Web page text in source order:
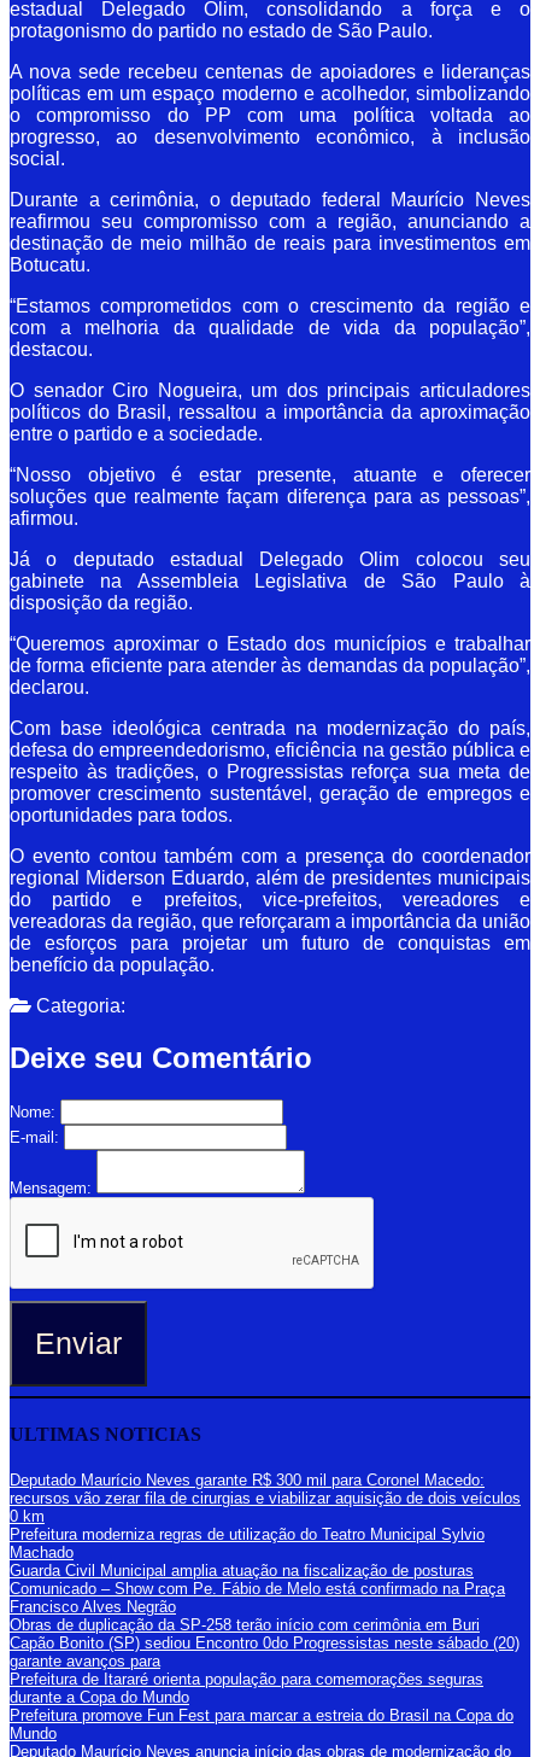
estadual Delegado Olim, consolidando a força e o
protagonismo do partido no estado de São Paulo.
A nova sede recebeu centenas de apoiadores e lideranças
políticas em um espaço moderno e acolhedor, simbolizando
o compromisso do PP com uma política voltada ao
progresso, ao desenvolvimento econômico, à inclusão
social.
Durante a cerimônia, o deputado federal Maurício Neves
reafirmou seu compromisso com a região, anunciando a
destinação de meio milhão de reais para investimentos em
Botucatu.
“Estamos comprometidos com o crescimento da região e
com a melhoria da qualidade de vida da população”,
destacou.
O senador Ciro Nogueira, um dos principais articuladores
políticos do Brasil, ressaltou a importância da aproximação
entre o partido e a sociedade.
“Nosso objetivo é estar presente, atuante e oferecer
soluções que realmente façam diferença para as pessoas”,
afirmou.
Já o deputado estadual Delegado Olim colocou seu
gabinete na Assembleia Legislativa de São Paulo à
disposição da região.
“Queremos aproximar o Estado dos municípios e trabalhar
de forma eficiente para atender às demandas da população”,
declarou.
Com base ideológica centrada na modernização do país,
defesa do empreendedorismo, eficiência na gestão pública e
respeito às tradições, o Progressistas reforça sua meta de
promover crescimento sustentável, geração de empregos e
oportunidades para todos.
O evento contou também com a presença do coordenador
regional Miderson Eduardo, além de presidentes municipais
do partido e prefeitos, vice-prefeitos, vereadores e
vereadoras da região, que reforçaram a importância da união
de esforços para projetar um futuro de conquistas em
benefício da população.
Categoria:
Deixe seu Comentário
Nome:
E-mail:
Mensagem:
Enviar
ULTIMAS NOTICIAS
Deputado Maurício Neves garante R$ 300 mil para Coronel Macedo:
recursos vão zerar fila de cirurgias e viabilizar aquisição de dois veículos
0 km
Prefeitura moderniza regras de utilização do Teatro Municipal Sylvio
Machado
Guarda Civil Municipal amplia atuação na fiscalização de posturas
Comunicado – Show com Pe. Fábio de Melo está confirmado na Praça
Francisco Alves Negrão
Obras de duplicação da SP-258 terão início com cerimônia em Buri
Capão Bonito (SP) sediou Encontro 0do Progressistas neste sábado (20)
garante avanços para
Prefeitura de Itararé orienta população para comemorações seguras
durante a Copa do Mundo
Prefeitura promove Fun Fest para marcar a estreia do Brasil na Copa do
Mundo
Deputado Maurício Neves anuncia início das obras de modernização do